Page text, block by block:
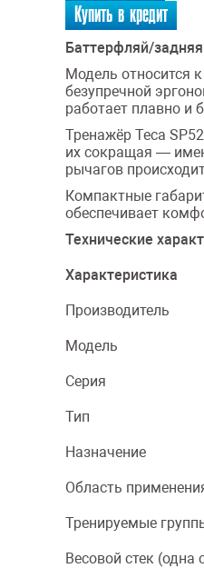
Купить в кредит
Баттерфляй/
Модель относится
безупречной
работает плавно и
Тренажёр Teca
их сокращая —
рычагов
Компактные
обеспечивает
Технические
Характеристика
Производитель
Модель
Серия
Тип
Назначение
Область
Тренируемые
Весовой стек (одна